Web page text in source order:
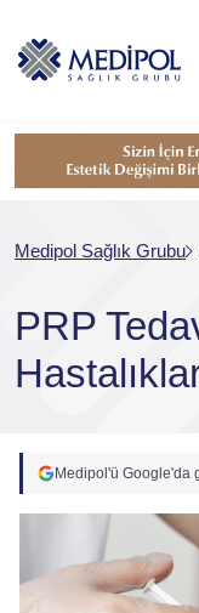
Medipol Sağlık Grubu
PRP
Medipol'ü Google'da